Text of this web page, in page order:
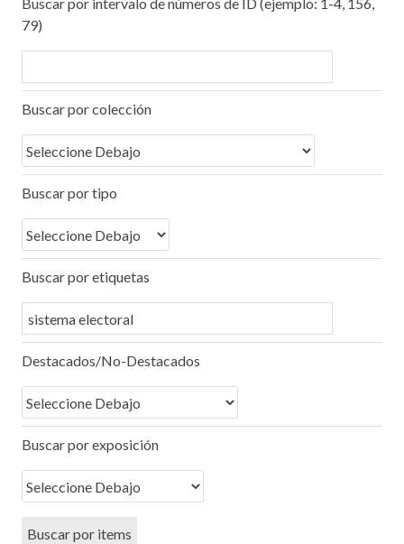
79)
Buscar por colección
Buscar por tipo
Buscar por etiquetas
Destacados/No-Destacados
Buscar por exposición